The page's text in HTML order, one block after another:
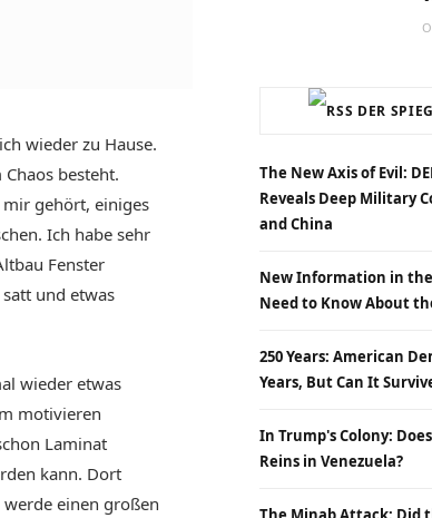
wieder zu Hause.
besteht.
mir gehört, einiges
Ich habe sehr
Fenster
und etwas
wieder etwas
motivieren
Laminat
kann. Dort
einen großen
DER
The New Axis of Evil:
Reveals Deep Military
and China
New Information in the
Need to Know About
250 Years: American
Years, But Can It
In Trump's Colony:
Reins in Venezuela?